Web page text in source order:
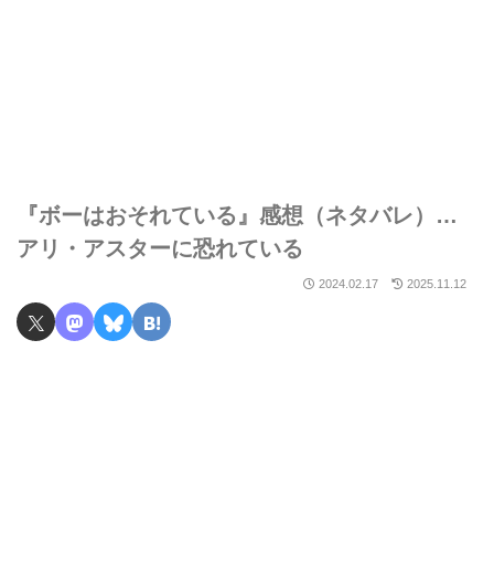
『ボーはおそれている』感想（ネタバレ）…
アリ・アスターに恐れている
2024.02.17 2025.11.12